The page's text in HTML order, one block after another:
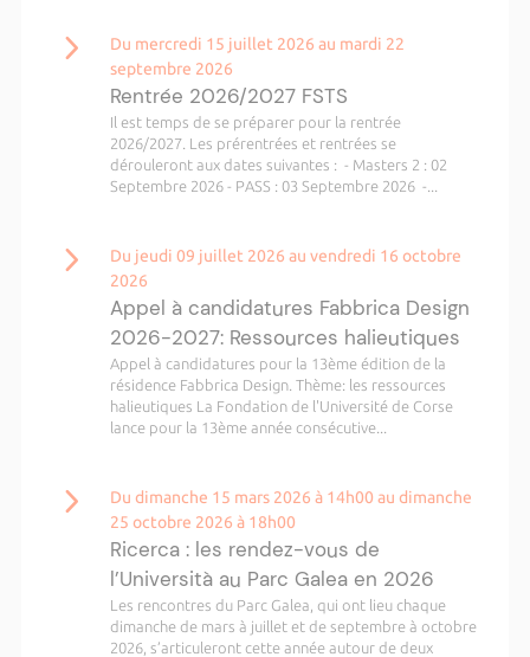
Du mercredi 15 juillet 2026 au mardi 22
septembre 2026
Rentrée 2026/2027 FSTS
Il est temps de se préparer pour la rentrée
2026/2027. Les prérentrées et rentrées se
dérouleront aux dates suivantes : - Masters 2 : 02
Septembre 2026 - PASS : 03 Septembre 2026 -...
Du jeudi 09 juillet 2026 au vendredi 16 octobre
2026
Appel à candidatures Fabbrica Design
2026-2027: Ressources halieutiques
Appel à candidatures pour la 13ème édition de la
résidence Fabbrica Design. Thème: les ressources
halieutiques La Fondation de l'Université de Corse
lance pour la 13ème année consécutive...
Du dimanche 15 mars 2026 à 14h00 au dimanche
25 octobre 2026 à 18h00
Ricerca : les rendez-vous de
l’Università au Parc Galea en 2026
Les rencontres du Parc Galea, qui ont lieu chaque
dimanche de mars à juillet et de septembre à octobre
2026, s’articuleront cette année autour de deux